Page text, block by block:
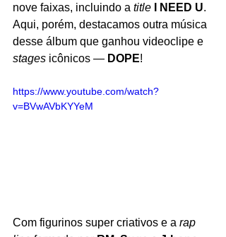
nove faixas, incluindo a title I NEED U.
Aqui, porém, destacamos outra música
desse álbum que ganhou videoclipe e
stages icônicos — DOPE!
https://www.youtube.com/watch?
v=BVwAVbKYYeM
Com figurinos super criativos e a rap